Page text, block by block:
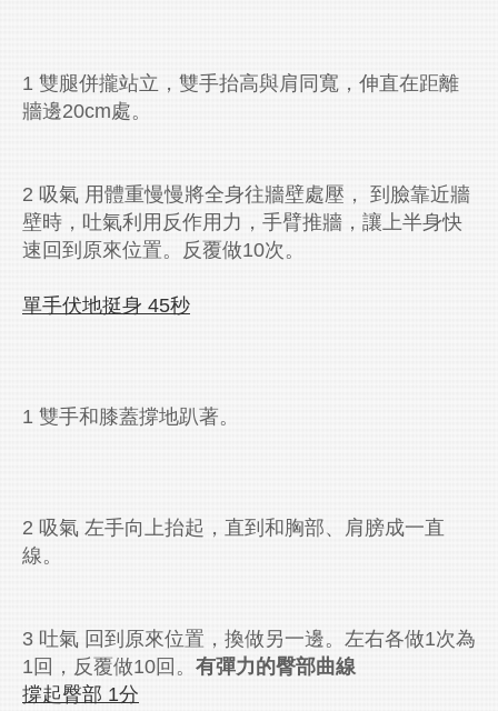
1 雙腿併攏站立，雙手抬高與肩同寬，伸直在距離
牆邊20cm處。
2 吸氣 用體重慢慢將全身往牆壁處壓， 到臉靠近牆
壁時，吐氣利用反作用力，手臂推牆，讓上半身快
速回到原來位置。反覆做10次。
單手伏地挺身 45秒
1 雙手和膝蓋撐地趴著。
2 吸氣 左手向上抬起，直到和胸部、肩膀成一直
線。
3 吐氣 回到原來位置，換做另一邊。左右各做1次為
1回，反覆做10回。 有彈力的臀部曲線
撐起臀部 1分